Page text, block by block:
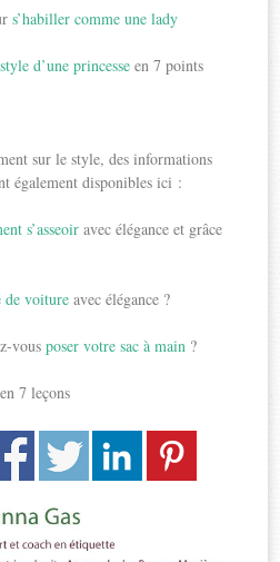
s’habiller comme une lady
d’une princesse en 7 points
sur le style, des informations
également disponibles ici :
s’asseoir avec élégance et grâce
de voiture avec élégance ?
vousposer votre sac à main ?
en 7 leçons